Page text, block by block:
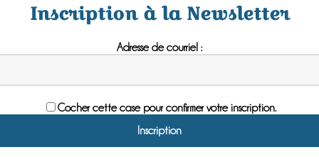
Inscription à la Newsletter
Adresse de courriel :
Cocher cette case pour confirmer votre inscription.